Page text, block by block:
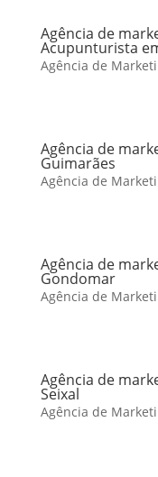
Agência de
Acupunturista
Agência de
Agência de
Guimarães
Agência de
Agência de
Gondomar
Agência de
Agência de
Seixal
Agência de